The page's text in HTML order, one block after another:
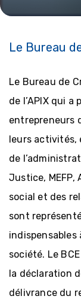
Le Bureau
Le Bureau de
de l’APIX qui
entrepreneurs
leurs activités,
de
Justice, MEFP,
social et des
sont
indispensables
société. Le
la déclaration
délivrance du